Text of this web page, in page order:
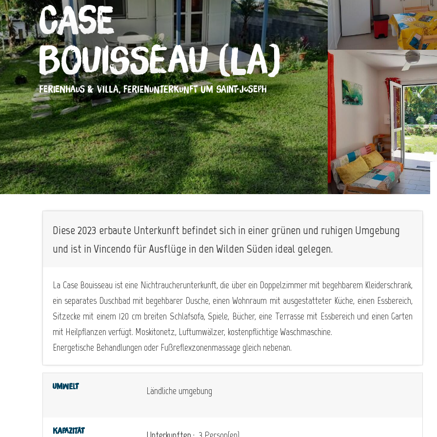
Case
Bouisseau (La)
FERIENHAUS & VILLA,FERIENUNTERKUNFT UM SAINT-JOSEPH
Diese 2023 erbaute Unterkunft befindet sich in einer grünen und ruhigen Umgebung
und ist in Vincendo für Ausflüge in den Wilden Süden ideal gelegen.
La Case Bouisseau ist eine Nichtraucherunterkunft, die über ein Doppelzimmer mit begehbarem Kleiderschrank,
ein separates Duschbad mit begehbarer Dusche, einen Wohnraum mit ausgestatteter Küche, einen Essbereich,
Sitzecke mit einem 120 cm breiten Schlafsofa, Spiele, Bücher, eine Terrasse mit Essbereich und einen Garten
mit Heilpflanzen verfügt. Moskitonetz, Luftumwälzer, kostenpflichtige Waschmaschine.
Energetische Behandlungen oder Fußreflexzonenmassage gleich nebenan.
Umwelt Ländliche umgebung
Kapazität